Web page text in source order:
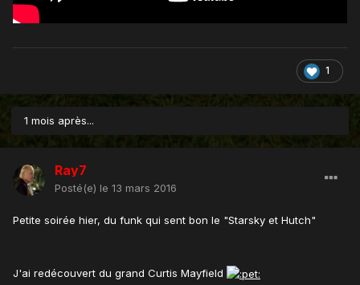
1
1 mois après...
Ray7
Posté(e) le 13 mars 2016
Petite soirée hier, du funk qui sent bon le "Starsky et Hutch"
J'ai redécouvert du grand Curtis Mayfield